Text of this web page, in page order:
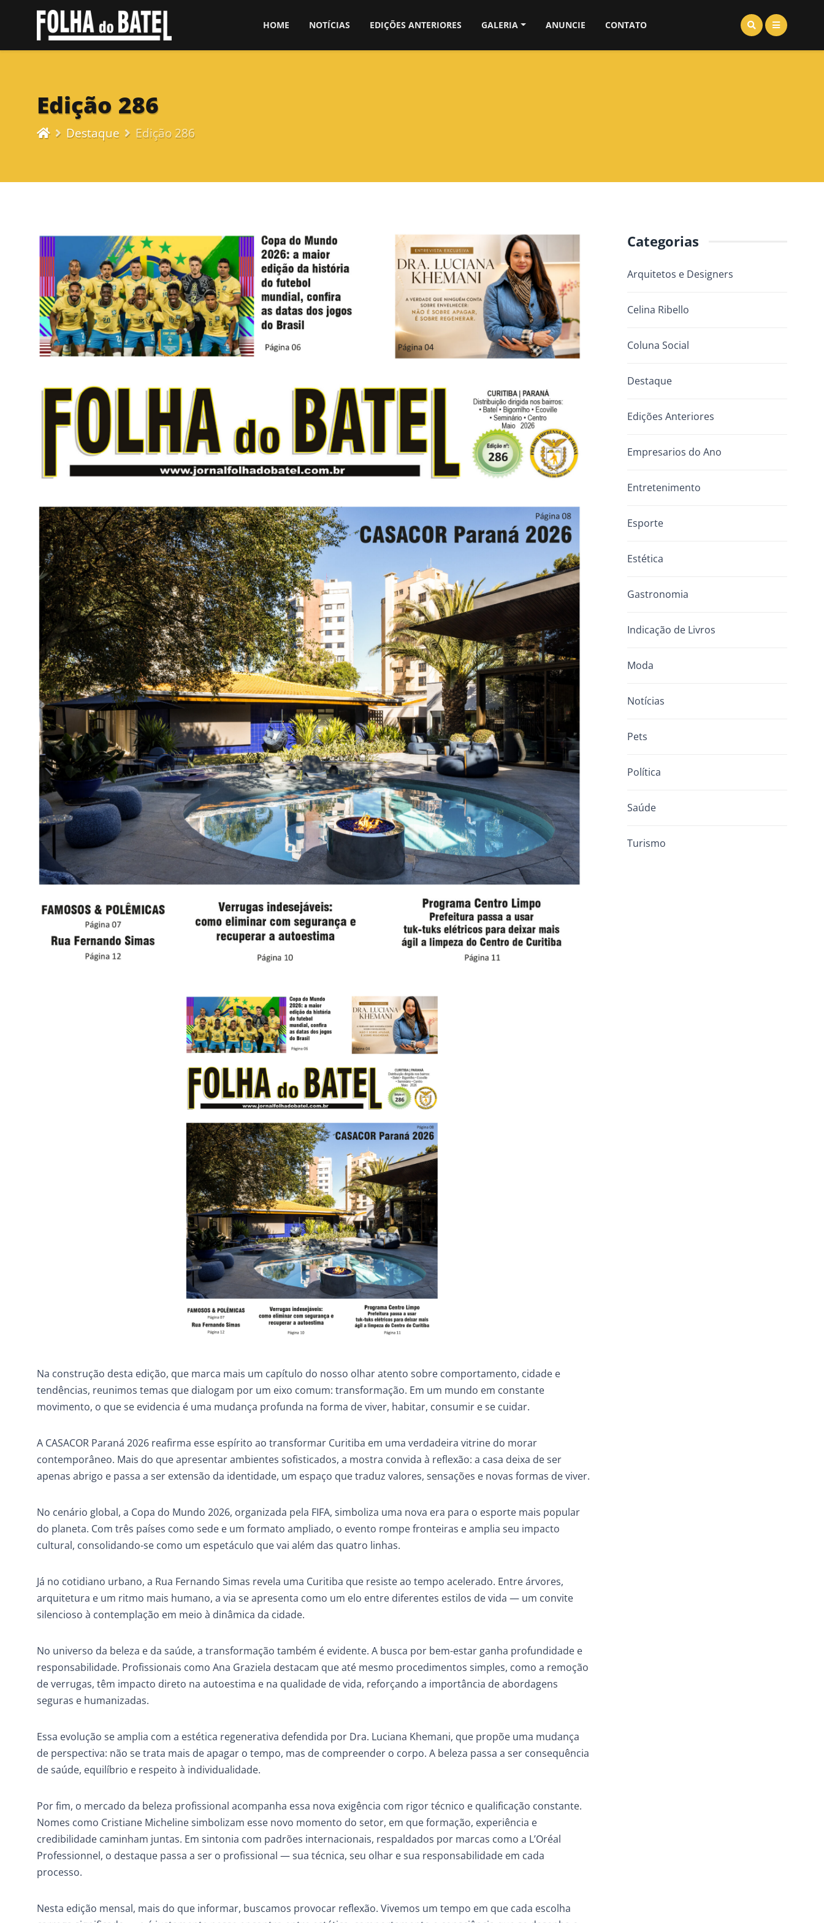
HOME NOTÍCIAS EDIÇÕES ANTERIORES GALERIA ANUNCIE CONTATO
Edição 286
Destaque Edição 286
Na construção desta edição, que marca mais um capítulo do nosso olhar atento sobre comportamento, cidade e
tendências, reunimos temas que dialogam por um eixo comum: transformação. Em um mundo em constante
movimento, o que se evidencia é uma mudança profunda na forma de viver, habitar, consumir e se cuidar.
A CASACOR Paraná 2026 reafirma esse espírito ao transformar Curitiba em uma verdadeira vitrine do morar
contemporâneo. Mais do que apresentar ambientes sofisticados, a mostra convida à reflexão: a casa deixa de ser
apenas abrigo e passa a ser extensão da identidade, um espaço que traduz valores, sensações e novas formas de viver.
No cenário global, a Copa do Mundo 2026, organizada pela FIFA, simboliza uma nova era para o esporte mais popular
do planeta. Com três países como sede e um formato ampliado, o evento rompe fronteiras e amplia seu impacto
cultural, consolidando-se como um espetáculo que vai além das quatro linhas.
Já no cotidiano urbano, a Rua Fernando Simas revela uma Curitiba que resiste ao tempo acelerado. Entre árvores,
arquitetura e um ritmo mais humano, a via se apresenta como um elo entre diferentes estilos de vida — um convite
silencioso à contemplação em meio à dinâmica da cidade.
No universo da beleza e da saúde, a transformação também é evidente. A busca por bem-estar ganha profundidade e
responsabilidade. Profissionais como Ana Graziela destacam que até mesmo procedimentos simples, como a remoção
de verrugas, têm impacto direto na autoestima e na qualidade de vida, reforçando a importância de abordagens
seguras e humanizadas.
Essa evolução se amplia com a estética regenerativa defendida por Dra. Luciana Khemani, que propõe uma mudança
de perspectiva: não se trata mais de apagar o tempo, mas de compreender o corpo. A beleza passa a ser consequência
de saúde, equilíbrio e respeito à individualidade.
Por fim, o mercado da beleza profissional acompanha essa nova exigência com rigor técnico e qualificação constante.
Nomes como Cristiane Micheline simbolizam esse novo momento do setor, em que formação, experiência e
credibilidade caminham juntas. Em sintonia com padrões internacionais, respaldados por marcas como a L’Oréal
Professionnel, o destaque passa a ser o profissional — sua técnica, seu olhar e sua responsabilidade em cada
processo.
Nesta edição mensal, mais do que informar, buscamos provocar reflexão. Vivemos um tempo em que cada escolha
Categorias
Arquitetos e Designers
Celina Ribello
Coluna Social
Destaque
Edições Anteriores
Empresarios do Ano
Entretenimento
Esporte
Estética
Gastronomia
Indicação de Livros
Moda
Notícias
Pets
Política
Saúde
Turismo